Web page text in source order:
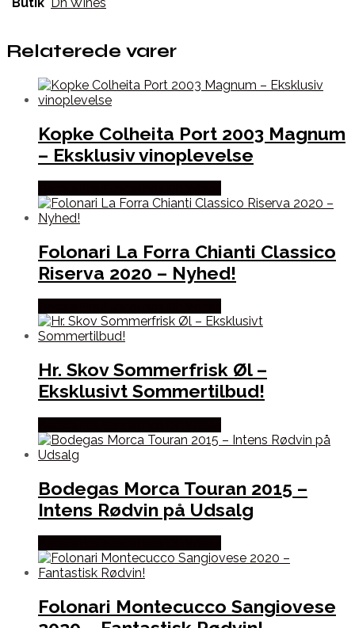
Relaterede varer
Kopke Colheita Port 2003 Magnum
– Eksklusiv vinoplevelse
Folonari La Forra Chianti Classico
Riserva 2020 – Nyhed!
Hr. Skov Sommerfrisk Øl –
Eksklusivt Sommertilbud!
Bodegas Morca Touran 2015 –
Intens Rødvin på Udsalg
Folonari Montecucco Sangiovese